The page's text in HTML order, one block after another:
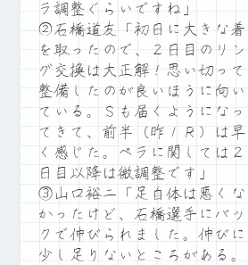
ラ調整ぐらいですね」
②石橋道友「初日に大きな着
を取ったので、２日目のリン
グ交換は大正解！思い切って
整備したのが良いほうに向い
ている。Ｓも届くようになっ
てきて、前半（昨１Ｒ）は早
く感じた。ペラに関しては２
日目以降は微調整です」
③山口裕二「足自体は悪くな
かったけど、石橋選手にバッ
クで伸びられました。伸びに
少し足りないところがある。